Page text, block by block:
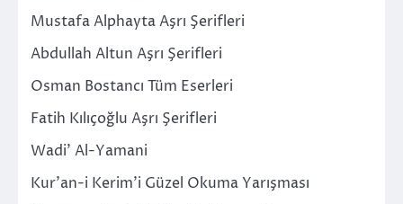
Mustafa Alphayta Aşrı Şerifleri
Abdullah Altun Aşrı Şerifleri
Osman Bostancı Tüm Eserleri
Fatih Kılıçoğlu Aşrı Şerifleri
Wadi’ Al-Yamani
Kur’an-i Kerim’i Güzel Okuma Yarışması